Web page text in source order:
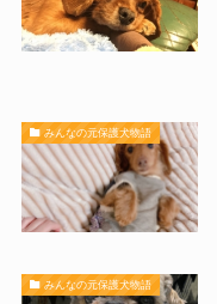
みんなの元保護犬物語
みんなの元保護犬物語